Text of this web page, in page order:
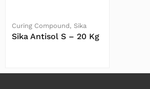
Curing Compound Sika
Sika Antisol S – 20 Kg